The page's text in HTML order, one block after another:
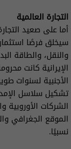
التجارة العالمية
أما على صعيد
سيخلق فرصًا
والنقل، والطاقة
الإيرانية كانت
الأجنبية لسنوات
تشكيل سلاسل
الشركات الأوروبية
الموقع الجغرافي
نسبيًا.